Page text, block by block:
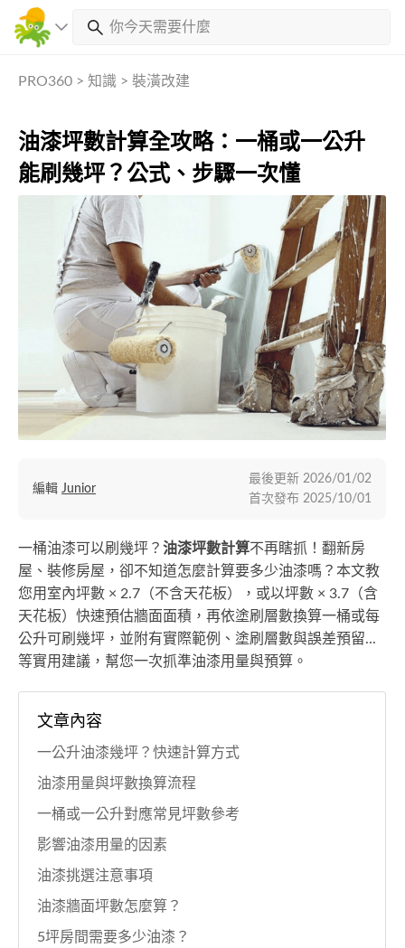
PRO360 > 知識 > 裝潢改建
油漆坪數計算全攻略：一桶或一公升
能刷幾坪？公式、步驟一次懂
一桶油漆可以刷幾坪？ 油漆坪數計算不再瞎抓！翻新房
屋、裝修房屋，卻不知道怎麼計算要多少油漆嗎？本文教
您用室內坪數 × 2.7（不含天花板），或以坪數 × 3.7（含
天花板）快速預估牆面面積，再依塗刷層數換算一桶或每
公升可刷幾坪，並附有實際範例、塗刷層數與誤差預留...
等實用建議，幫您一次抓準油漆用量與預算。
編輯 Junior
最後更新 2026/01/02
首次發布 2025/10/01
文章內容
一公升油漆幾坪？快速計算方式
油漆用量與坪數換算流程
一桶或一公升對應常見坪數參考
影響油漆用量的因素
油漆挑選注意事項
油漆牆面坪數怎麼算？
5坪房間需要多少油漆？